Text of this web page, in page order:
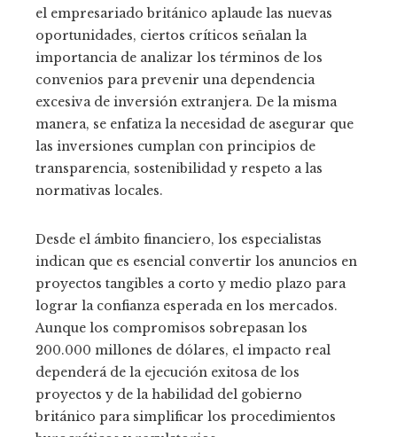
el empresariado británico aplaude las nuevas
oportunidades, ciertos críticos señalan la
importancia de analizar los términos de los
convenios para prevenir una dependencia
excesiva de inversión extranjera. De la misma
manera, se enfatiza la necesidad de asegurar que
las inversiones cumplan con principios de
transparencia, sostenibilidad y respeto a las
normativas locales.
Desde el ámbito financiero, los especialistas
indican que es esencial convertir los anuncios en
proyectos tangibles a corto y medio plazo para
lograr la confianza esperada en los mercados.
Aunque los compromisos sobrepasan los
200.000 millones de dólares, el impacto real
dependerá de la ejecución exitosa de los
proyectos y de la habilidad del gobierno
británico para simplificar los procedimientos